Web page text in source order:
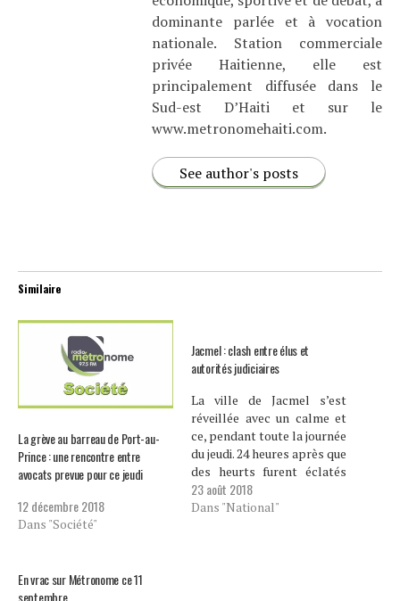
dominante parlée et à vocation
nationale. Station commerciale
privée Haitienne, elle est
principalement diffusée dans le
Sud-est D’Haiti et sur le
www.metronomehaiti.com.
See author's posts
Similaire
La grève au barreau de Port-au-
Prince : une rencontre entre
avocats prevue pour ce jeudi
12 décembre 2018
Dans "Société"
Jacmel : clash entre élus et
autorités judiciaires
La ville de Jacmel s’est
réveillée avec un calme et
ce, pendant toute la journée
du jeudi. 24 heures après que
des heurts furent éclatés
dans la ville. Cependant, la
situation continue d’être
23 août 2018
Dans "National"
En vrac sur Métronome ce 11